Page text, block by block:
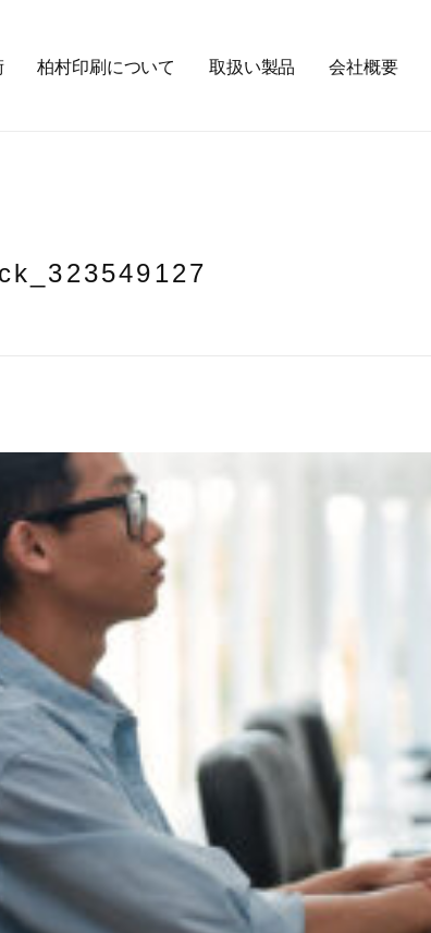
柏村印刷について 取扱い製品 会社概要